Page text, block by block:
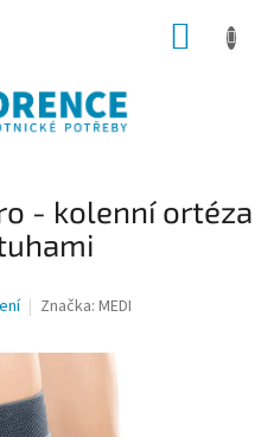
- kolenní ortéza
Značka: MEDI